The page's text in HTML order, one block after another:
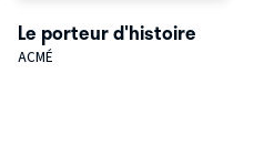
Le porteur d'histoire
ACMÉ